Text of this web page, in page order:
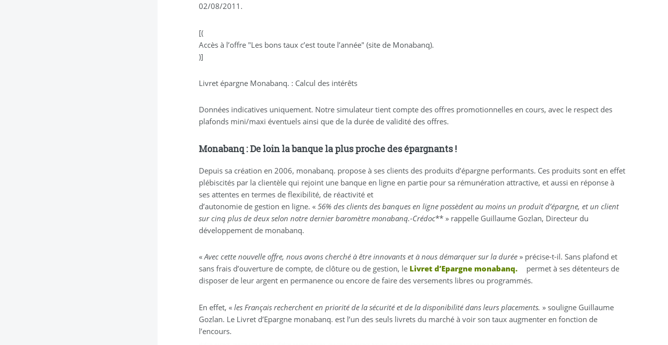
02/08/2011.
[(
Accès à l’offre "Les bons taux c’est toute l’année" (site de Monabanq).
)]
Livret épargne Monabanq. : Calcul des intérêts
Données indicatives uniquement. Notre simulateur tient compte des offres promotionnelles en cours, avec le respect des
plafonds mini/maxi éventuels ainsi que de la durée de validité des offres.
Monabanq : De loin la banque la plus proche des épargnants !
Depuis sa création en 2006, monabanq. propose à ses clients des produits d’épargne performants. Ces produits sont en effet
plébiscités par la clientèle qui rejoint une banque en ligne en partie pour sa rémunération attractive, et aussi en réponse à
ses attentes en termes de flexibilité, de réactivité et
d’autonomie de gestion en ligne. «56% des clients des banques en ligne possèdent au moins un produit d’épargne, et un client
sur cinq plus de deux selon notre dernier baromètre monabanq.-Crédoc** » rappelle Guillaume Gozlan, Directeur du
développement de monabanq.
«Avec cette nouvelle offre, nous avons cherché à être innovants et à nous démarquer sur la durée » précise-t-il. Sans plafond et
sans frais d’ouverture de compte, de clôture ou de gestion, le Livret d’Epargne monabanq.
permet à ses détenteurs de
disposer de leur argent en permanence ou encore de faire des versements libres ou programmés.
En effet, «les Français recherchent en priorité de la sécurité et de la disponibilité dans leurs placements. » souligne Guillaume
Gozlan. Le Livret d’Epargne monabanq. est l’un des seuls livrets du marché à voir son taux augmenter en fonction de
l’encours.